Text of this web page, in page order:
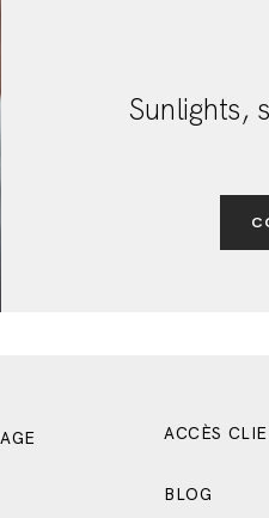
Sunlights,
ACCÈS
BLOG